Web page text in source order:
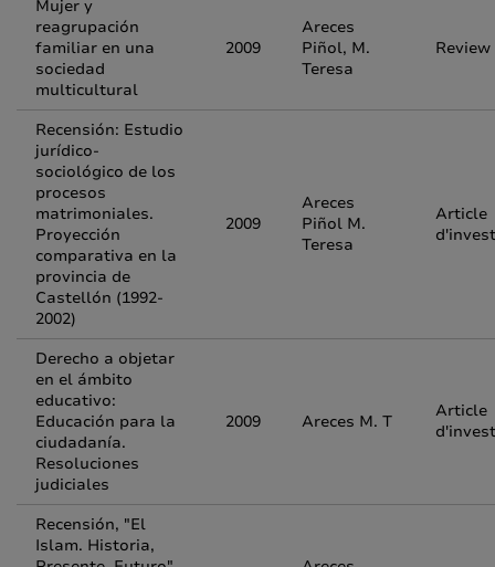
Mujer y
reagrupación
familiar en una
sociedad
multicultural
2009
Areces
Piñol, M.
Teresa
Review
Recensión: Estudio
jurídico-
sociológico de los
procesos
matrimoniales.
Proyección
comparativa en la
provincia de
Castellón (1992-
2002)
2009
Areces
Piñol M.
Teresa
Article
Derecho a objetar
en el ámbito
educativo:
Educación para la
ciudadanía.
Resoluciones
judiciales
2009 Areces M. T
Article
Recensión, "El
Islam. Historia,